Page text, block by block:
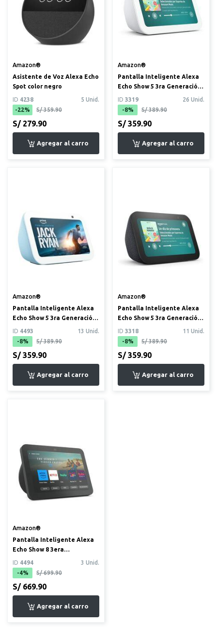
Amazon®
Asistente de Voz Alexa Echo
Spot color negro
ID 4238
5 Unid.
-22%
S/ 359.90
S/ 279.90
Amazon®
Pantalla Inteligente Alexa
Echo Show 5 3ra Generación
5.5” color blanco
ID 3319
26 Unid.
-8%
S/ 389.90
S/ 359.90
Amazon®
Pantalla Inteligente Alexa
Echo Show 5 3ra Generación
5.5” color celeste
ID 4493
13 Unid.
-8%
S/ 389.90
S/ 359.90
Amazon®
Pantalla Inteligente Alexa
Echo Show 5 3ra Generación
5.5” color negro
ID 3318
11 Unid.
-8%
S/ 389.90
S/ 359.90
Amazon®
Pantalla Inteligente Alexa
Echo Show 8 3era
Generación 8" color negro
ID 4494
3 Unid.
-4%
S/ 699.90
S/ 669.90